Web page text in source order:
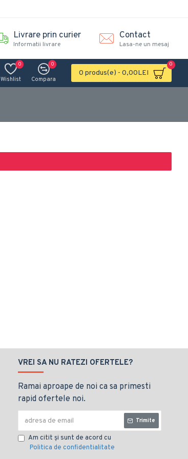
Livrare prin curier
Informatii livrare
Contact
Lasa-ne un mesaj
Wishlist
0
Compara
0
0 produs(e) - 0,00LEI
0
VREI SA NU RATEZI OFERTELE?
Ramai aproape de noi ca sa primesti
rapid ofertele noi.
Trimite
Am citit şi sunt de acord cu
Politica de confidentialitate